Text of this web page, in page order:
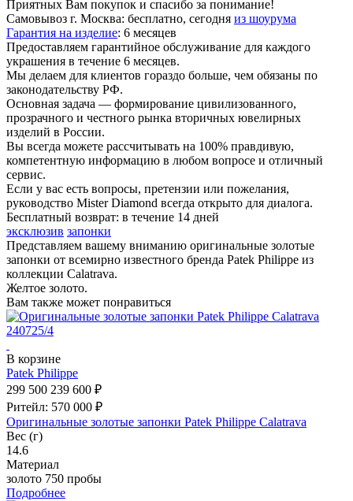
Приятных Вам покупок и спасибо за понимание!
Самовывоз г. Москва: бесплатно, сегодня из шоурума
Гарантия на изделие: 6 месяцев
Предоставляем гарантийное обслуживание для каждого
украшения в течение 6 месяцев.
Мы делаем для клиентов гораздо больше, чем обязаны по
законодательству РФ.
Основная задача — формирование цивилизованного,
прозрачного и честного рынка вторичных ювелирных
изделий в России.
Вы всегда можете рассчитывать на 100% правдивую,
компетентную информацию в любом вопросе и отличный
сервис.
Если у вас есть вопросы, претензии или пожелания,
руководство Mister Diamond всегда открыто для диалога.
Бесплатный возврат: в течение 14 дней
эксклюзив запонки
Представляем вашему вниманию оригинальные золотые
запонки от всемирно известного бренда Patek Philippe из
коллекции Calatrava.
Желтое золото.
Вам также может понравиться
В корзине
Patek Philippe
299 500 239 600 ₽
Ритейл: 570 000 ₽
Оригинальные золотые запонки Patek Philippe Calatrava
Вес (г)
14.6
Материал
золото 750 пробы
Подробнее